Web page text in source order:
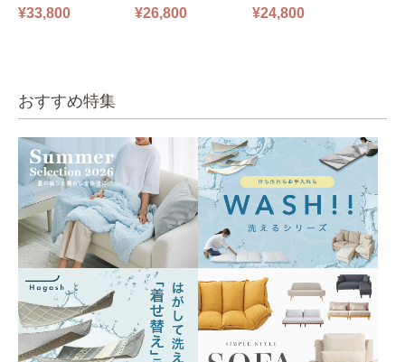
ファ フロアソファ 幅14
¥33,800
ファ フロアソファ 幅10
¥26,800
掛けソファ O’HANA ソ
¥24,800
おすすめ特集